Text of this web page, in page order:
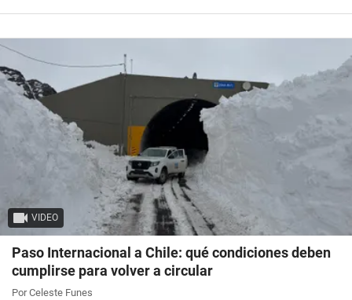
VIDEO
Paso Internacional a Chile: qué condiciones deben
cumplirse para volver a circular
Por Celeste Funes